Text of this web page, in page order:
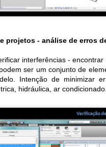
projetos - análise de erros
interferências -
ser um conjunto de
Intenção de minimizar
hidráulica, ar condicionado.
BIM, cito alguns itens de guias
abaixo alguns conceitos:
guia do CBIC vamos encontrar
BIM é uma tecnologia baseada
Os modelos 3D BIM de
previstos e
Orçamento automático no